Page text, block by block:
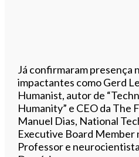
Já confirmaram presença
impactantes como Gerd
Humanist, autor de
Humanity” e CEO da The
Manuel Dias, National
Executive Board Member
Professor e